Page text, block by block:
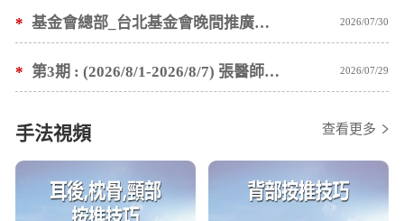
* 基金會總部_台北基金會晚間推廣暫停服務公告 2026/07/30
* 第3期 : (2026/8/1-2026/8/7) 張醫師親自培訓手法 廣州基礎班7 天錄取名單公告 2026/07/29
手法視頻 查看更多